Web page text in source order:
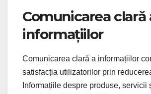
Comunicarea clară
informațiilor
Comunicarea clară a informațiilor
satisfacția utilizatorilor prin
Informațiile despre produse, servicii